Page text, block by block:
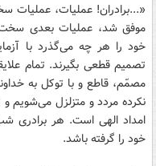
«...برادران! عملیات، عملیات
موفق شد، عملیات بعدی
خود را هر چه می‌گذرد با
تصمیم قطعی بگیرند. تمام
مصمّم، قاطع و با توکل به
نکرده مردد و متزلزل می‌شویم و
امداد الهی است. هر برادری
خود را گرفته باشد.